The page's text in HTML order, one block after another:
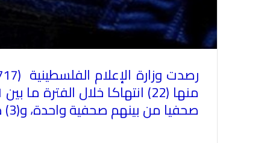
صحفيا من بينهم صحفية واحدة، و(3) طواقم صحفية و(3) صفحات إعلامية